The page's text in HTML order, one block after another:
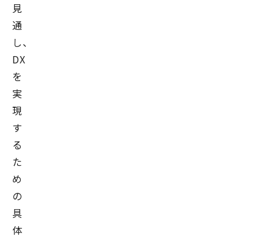
見
通
し、
DX
を
実
現
す
る
た
め
の
具
体